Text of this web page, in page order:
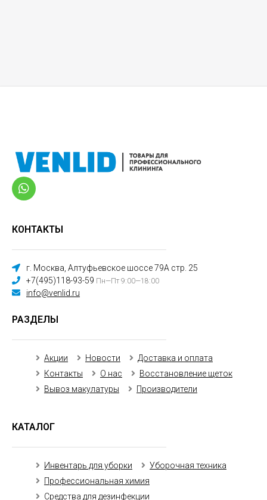
КОНТАКТЫ
г. Москва, Алтуфьевское шоссе 79А стр. 25
+7(495)118-93-59 Пн—Пт 9:00—18:00
info@venlid.ru
РАЗДЕЛЫ
Акции Новости
Доставка и оплата
Контакты
О нас
Восстановление щеток
Вывоз макулатуры
Производители
КАТАЛОГ
Инвентарь для уборки
Уборочная техника
Профессиональная химия
Средства для дезинфекции